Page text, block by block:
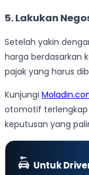
5. Lakukan
Setelah yakin
harga berdasarkan
pajak yang harus
Kunjungi
otomotif
keputusan yang
Untuk